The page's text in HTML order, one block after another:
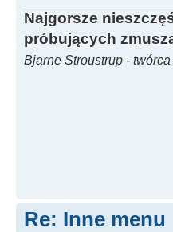
Najgorsze
próbujących
Bjarne Stroustrup - twórca
Re: Inne menu